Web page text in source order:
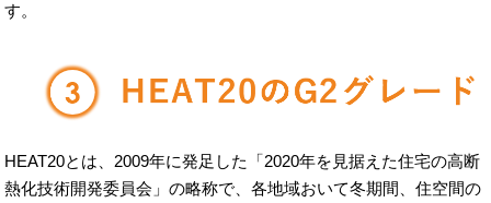
す。
HEAT20とは、2009年に発足した「2020年を見据えた住宅の高断
熱化技術開発委員会」の略称で、各地域おいて冬期間、住空間の